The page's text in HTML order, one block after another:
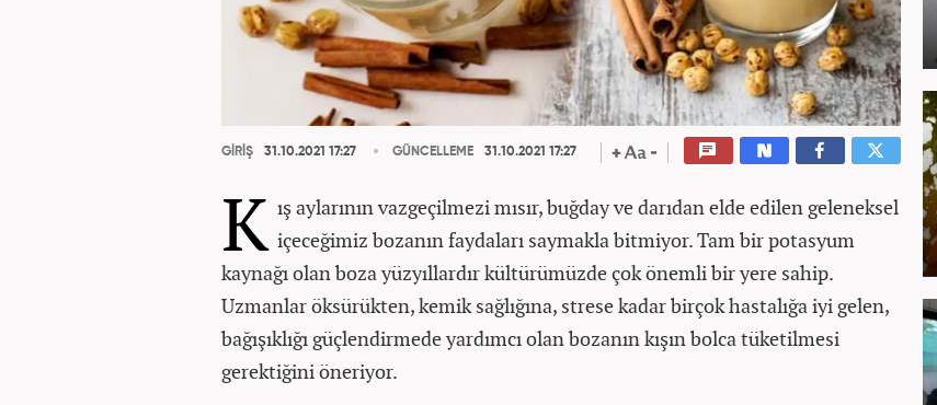
GİRİŞ 31.10.2021 17:27 GÜNCELLEME 31.10.2021 17:27
K ış aylarının vazgeçilmezi mısır, buğday ve darıdan elde edilen geleneksel
içeceğimiz bozanın faydaları saymakla bitmiyor. Tam bir potasyum
kaynağı olan boza yüzyıllardır kültürümüzde çok önemli bir yere sahip.
Uzmanlar öksürükten, kemik sağlığına, strese kadar birçok hastalığa iyi gelen,
bağışıklığı güçlendirmede yardımcı olan bozanın kışın bolca tüketilmesi
gerektiğini öneriyor.